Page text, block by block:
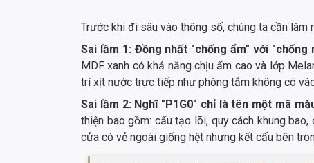
Trước khi đi sâu vào thông số, chúng ta cần làm
Sai lầm 1: Đồng nhất "chống ẩm" với "chống
MDF xanh có khả năng chịu ẩm cao và lớp
trí xịt nước trực tiếp như phòng tắm không có
Sai lầm 2: Nghĩ "P1G0" chỉ là tên một mã
thiện bao gồm: cấu tạo lõi, quy cách khung
cửa có vẻ ngoài giống hệt nhưng kết cấu bên